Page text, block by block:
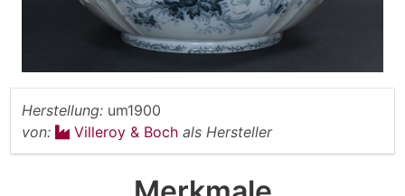
Herstellung: um1900
von:
Villeroy & Boch als Hersteller